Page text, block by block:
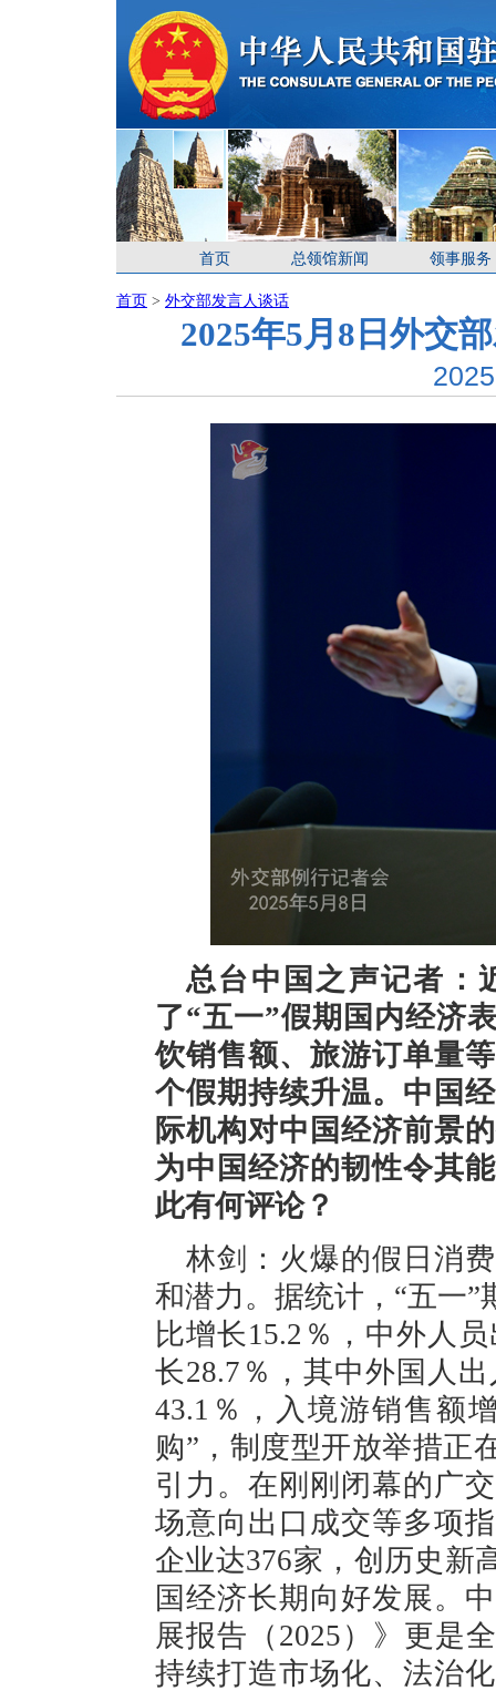
首页 总领馆新闻 领事服务
首页 > 外交部发言人谈话
2025年5月8日外交
总台中国之声记者：
了“五一”假期国内经济
饮销售额、旅游订单量
个假期持续升温。中国
际机构对中国经济前景
为中国经济的韧性令其
此有何评论？
林剑：火爆的假日消
和潜力。据统计，“五一
比增长15.2％，中外人
长28.7％，其中外国人
43.1％，入境游销售额
购”，制度型开放举措正
引力。在刚刚闭幕的广
场意向出口成交等多项
企业达376家，创历史新
国经济长期向好发展。
展报告（2025）》更是
持续打造市场化、法治